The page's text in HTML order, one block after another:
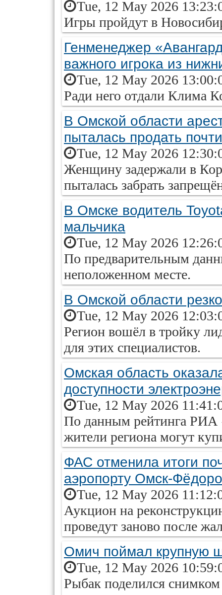
Tue, 12 May 2026
Игры пройдут в
Генменеджер
важного игрока из
Tue, 12 May 2026
Ради него отдали Клима
В Омской области
пыталась продать
Tue, 12 May 2026
Женщину задержали в
пыталась забрать
В Омске водитель
мальчика
Tue, 12 May 2026
По предварительным
неположенном месте.
В Омской области
Tue, 12 May 2026
Регион вошёл в тройку
для этих специалистов.
Омская область
доступности
Tue, 12 May 2026
По данным рейтинга РИА
жители региона могут
ФАС отменила итоги
аэропорту Омск-
Tue, 12 May 2026
Аукцион на
проведут заново после
Омич поймал крупную
Tue, 12 May 2026
Рыбак поделился снимком